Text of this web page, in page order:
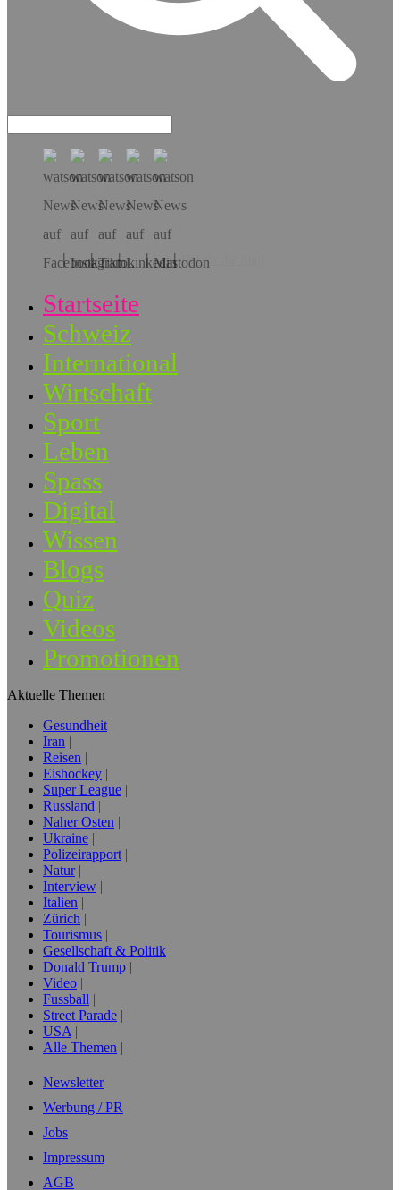
Hol dir die App!
Startseite
Schweiz
International
Wirtschaft
Sport
Leben
Spass
Digital
Wissen
Blogs
Quiz
Videos
Promotionen
Aktuelle Themen
Gesundheit
Iran
Reisen
Eishockey
Super League
Russland
Naher Osten
Ukraine
Polizeirapport
Natur
Interview
Italien
Zürich
Tourismus
Gesellschaft & Politik
Donald Trump
Video
Fussball
Street Parade
USA
Alle Themen
Newsletter
Werbung / PR
Jobs
Impressum
AGB